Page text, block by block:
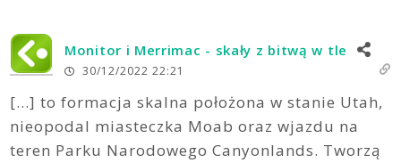
Monitor i Merrimac - skały z bitwą w tle
30/12/2022 22:21
[…] to formacja skalna położona w stanie Utah,
nieopodal miasteczka Moab oraz wjazdu na
teren Parku Narodowego Canyonlands. Tworzą